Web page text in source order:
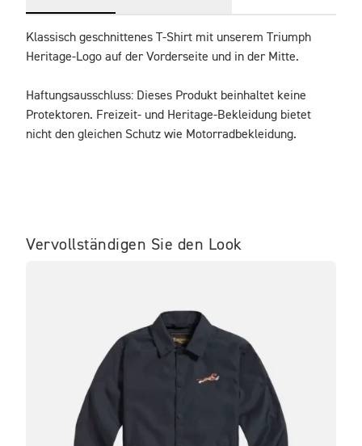
Klassisch geschnittenes T-Shirt mit unserem Triumph
Heritage-Logo auf der Vorderseite und in der Mitte.
Haftungsausschluss: Dieses Produkt beinhaltet keine
Protektoren. Freizeit- und Heritage-Bekleidung bietet
nicht den gleichen Schutz wie Motorradbekleidung.
Vervollständigen Sie den Look